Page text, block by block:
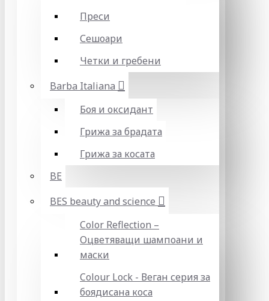
Преси
Сешоари
Четки и гребени
Barba Italiana
Боя и оксидант
Грижа за брадата
Грижа за косата
BE
BES beauty and science
Color Reflection –
Оцветяващи шампоани и
маски
Colour Lock - Веган серия за
боядисана коса